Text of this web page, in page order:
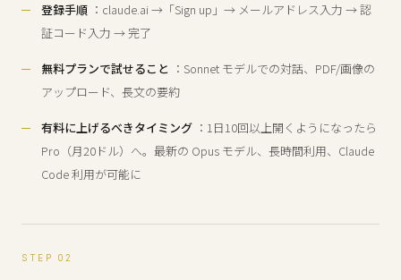
登録手順 ：claude.ai →「Sign up」→ メールアドレス入力 → 認
証コード入力 → 完了
無料プランで試せること ：Sonnet モデルでの対話、PDF/画像の
アップロード、長文の要約
有料に上げるべきタイミング ：1日10回以上開くようになったら
Pro（月20ドル）へ。最新の Opus モデル、長時間利用、Claude
Code 利用が可能に
STEP 02